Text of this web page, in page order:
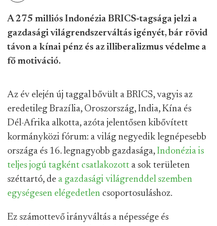
A 275 milliós Indonézia BRICS-tagsága jelzi a
gazdasági világrendszerváltás igényét, bár rövid
távon a kínai pénz és az illiberalizmus védelme a
fő motiváció.
Az év elején új taggal bővült a BRICS, vagyis az
eredetileg Brazília, Oroszország, India, Kína és
Dél-Afrika alkotta, azóta jelentősen kibővített
kormányközi fórum: a világ negyedik legnépesebb
országa és 16. legnagyobb gazdasága, Indonézia is
teljes jogú tagként csatlakozott a sok területen
széttartó, de a gazdasági világrenddel szemben
egységesen elégedetlen csoportosuláshoz.
Ez számottevő irányváltás a népessége és